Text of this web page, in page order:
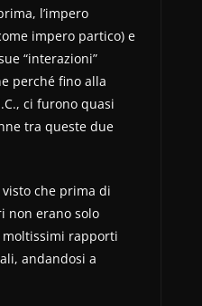
l’impero
impero partico) e
“interazioni”
perché fino alla
ci furono quasi
tra queste due
che prima di
non erano solo
rapporti
andandosi a